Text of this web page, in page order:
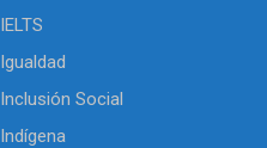
IELTS
Igualdad
Inclusión Social
Indígena